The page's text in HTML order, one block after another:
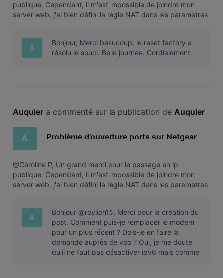
publique. Cependant, il m'est impossible de joindre mon
server web, j'ai bien défini la règle NAT dans les paramètres
succès. Une idé
A
Bonjour, Merci beaucoup, le reset factory a
résolu le souci. Belle journée. Cordialement.
Auquier a commenté sur la publication de Auquier
A Problème d’ouverture ports sur Netgear
@Caroline P, Un grand merci pour le passage en ip
publique. Cependant, il m'est impossible de joindre mon
server web, j'ai bien défini la règle NAT dans les paramètres
succès. Une idé
A
Bonjour @roylion15, Merci pour la création du
post. Comment puis-je remplacer le modem
pour un plus récent ? Dois-je en faire la
demande auprès de voo ? Oui, je me doute
qu'il ne faut pas désactiver ipv6 mais comme